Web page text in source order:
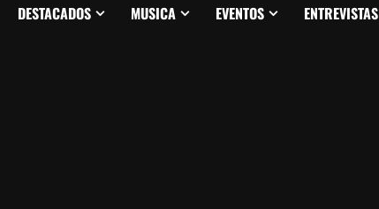
DESTACADOS MUSICA EVENTOS ENTREVISTAS